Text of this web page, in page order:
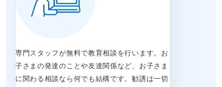
専門スタッフが無料で教育相談を行います。お
子さまの発達のことや友達関係など、お子さま
に関わる相談なら何でも結構です。勧誘は一切